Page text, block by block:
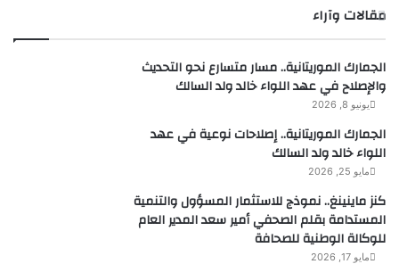
مقالات وآراء
الجمارك الموريتانية.. مسار متسارع نحو التحديث
والإصلاح في عهد اللواء خالد ولد السالك
يونيو 8, 2026
الجمارك الموريتانية.. إصلاحات نوعية في عهد
اللواء خالد ولد السالك
مايو 25, 2026
كنز ماينينغ.. نموذج للاستثمار المسؤول والتنمية
المستدامة بقلم الصحفي أمير سعد المدير العام
للوكالة الوطنية للصحافة
مايو 17, 2026